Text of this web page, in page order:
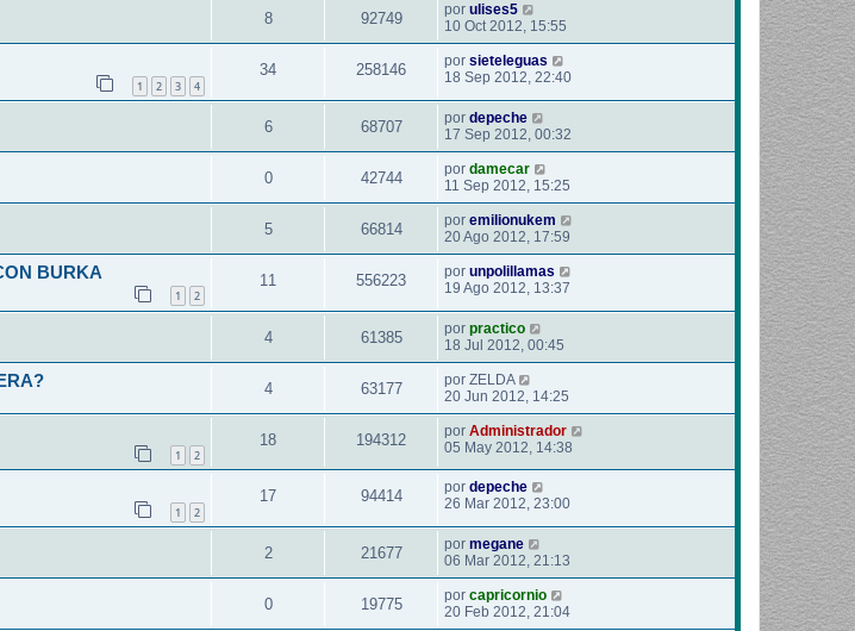
8 92749 por ulises5
10 Oct 2012, 15:55
1 2 3 4
34 258146 por sieteleguas
18 Sep 2012, 22:40
6 68707 por depeche
17 Sep 2012, 00:32
0 42744 por damecar
11 Sep 2012, 15:25
5 66814 por emilionukem
20 Ago 2012, 17:59
BURKA
1 2
11 556223 por unpolillamas
19 Ago 2012, 13:37
4 61385 por practico
18 Jul 2012, 00:45
4 63177 por ZELDA
20 Jun 2012, 14:25
1 2
18 194312 por Administrador
05 May 2012, 14:38
1 2
17 94414 por depeche
26 Mar 2012, 23:00
2 21677 por megane
06 Mar 2012, 21:13
0 19775 por capricornio
20 Feb 2012, 21:04